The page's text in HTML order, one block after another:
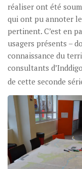
réaliser ont été
qui ont pu annoter
pertinent. C’est en
usagers présents –
connaissance du
consultants
de cette seconde